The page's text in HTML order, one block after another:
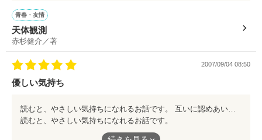
青春・友情
天体観測
赤杉健介／著
2007/09/04 08:50
優しい気持ち
読むと、やさしい気持ちになれるお話です。 互いに認めあい、大事にしていく気持ちが、ゆるやかに流れる時間のなかでしっかり描かれています。
読むと、やさしい気持ちになれるお話です。
互いに認めあい、大事にしていく気持ちが、ゆるやかに流れる時